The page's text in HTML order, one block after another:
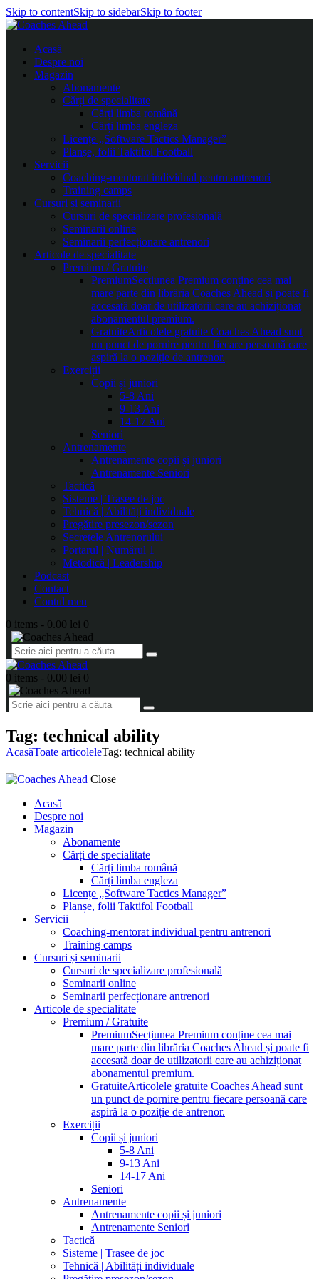
Skip to contentSkip to sidebarSkip to footer
Acasă
Despre noi
Magazin
Abonamente
Cărți de specialitate
Cărți limba română
Cărți limba engleza
Licențe „Software Tactics Manager”
Planșe, folii Taktifol Football
Servicii
Coaching-mentorat individual pentru antrenori
Training camps
Cursuri și seminarii
Cursuri de specializare profesională
Seminarii online
Seminarii perfecționare antrenori
Articole de specialitate
Premium / Gratuite
PremiumSecțiunea Premium conține cea mai
mare parte din librăria Coaches Ahead și poate fi
accesată doar de utilizatorii care au achiziționat
abonamentul premium.
GratuiteArticolele gratuite Coaches Ahead sunt
un punct de pornire pentru fiecare persoană care
aspiră la o poziție de antrenor.
Exerciții
Copii și juniori
5-8 Ani
9-13 Ani
14-17 Ani
Seniori
Antrenamente
Antrenamente copii și juniori
Antrenamente Seniori
Tactică
Sisteme | Trasee de joc
Tehnică | Abilități individuale
Pregătire presezon/sezon
Secretele Antrenorului
Portarul | Numărul 1
Metodică | Leadership
Podcast
Contact
Contul meu
0 items - 0.00 lei 0
0 items - 0.00 lei 0
Tag: technical ability
AcasăToate articoleleTag: technical ability
Close
Acasă
Despre noi
Magazin
Abonamente
Cărți de specialitate
Cărți limba română
Cărți limba engleza
Licențe „Software Tactics Manager”
Planșe, folii Taktifol Football
Servicii
Coaching-mentorat individual pentru antrenori
Training camps
Cursuri și seminarii
Cursuri de specializare profesională
Seminarii online
Seminarii perfecționare antrenori
Articole de specialitate
Premium / Gratuite
PremiumSecțiunea Premium conține cea mai
mare parte din librăria Coaches Ahead și poate fi
accesată doar de utilizatorii care au achiziționat
abonamentul premium.
GratuiteArticolele gratuite Coaches Ahead sunt
un punct de pornire pentru fiecare persoană care
aspiră la o poziție de antrenor.
Exerciții
Copii și juniori
5-8 Ani
9-13 Ani
14-17 Ani
Seniori
Antrenamente
Antrenamente copii și juniori
Antrenamente Seniori
Tactică
Sisteme | Trasee de joc
Tehnică | Abilități individuale